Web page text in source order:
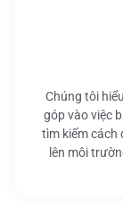
Chúng tôi
góp vào việc
tìm kiếm cách
lên môi